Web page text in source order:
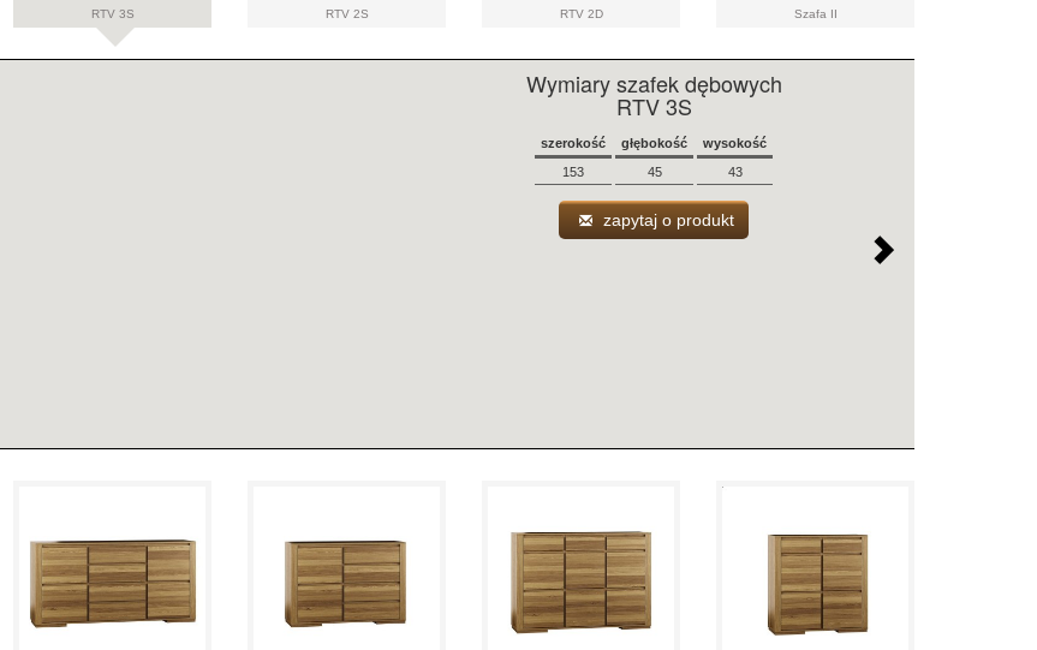
RTV 3S RTV 2S RTV 2D Szafa II
Wymiary szafek dębowych
RTV 3S
szerokość głębokość
wysokość
153
45 43
zapytaj o produkt